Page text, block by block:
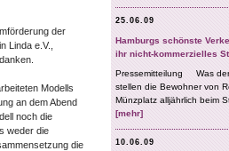
der
Linda e.V.,
Modells
an dem Abend
noch die
weder die
die